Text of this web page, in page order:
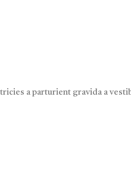
a parturient gravida a